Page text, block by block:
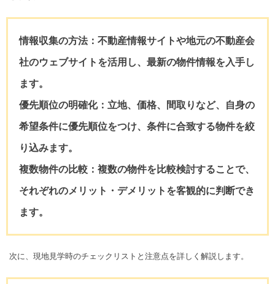
情報収集の方法： 不動産情報サイトや地元の不動産会
社のウェブサイトを活用し、最新の物件情報を入手し
ます。
優先順位の明確化： 立地、価格、間取りなど、自身の
希望条件に優先順位をつけ、条件に合致する物件を絞
り込みます。
複数物件の比較： 複数の物件を比較検討することで、
それぞれのメリット・デメリットを客観的に判断でき
ます。
次に、現地見学時のチェックリストと注意点を詳しく解説します。